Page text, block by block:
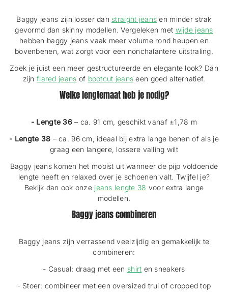
Baggy jeans zijn losser dan straight jeans en minder strak
gevormd dan skinny modellen. Vergeleken met wijde jeans
hebben baggy jeans vaak meer volume rond heupen en
bovenbenen, wat zorgt voor een nonchalantere uitstraling.
Zoek je juist een meer gestructureerde en elegante look? Dan
zijnflared jeans of bootcut jeans een goed alternatief.
Welke lengtemaat heb je nodig?
- Lengte 36 – ca. 91 cm, geschikt vanaf ±1,78 m
- Lengte 38 – ca. 96 cm, ideaal bij extra lange benen of als je
graag een langere, lossere valling wilt
Baggy jeans komen het mooist uit wanneer de pijp voldoende
lengte heeft en relaxed over je schoenen valt. Twijfel je?
Bekijk dan ook onze jeans lengte 38 voor extra lange
modellen.
Baggy jeans combineren
Baggy jeans zijn verrassend veelzijdig en gemakkelijk te
combineren:
- Casual: draag met een shirt en sneakers
- Stoer: combineer met een oversized trui of cropped top